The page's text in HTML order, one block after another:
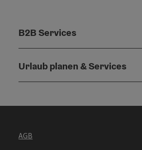
B2B Services
Urlaub planen & Services
AGB